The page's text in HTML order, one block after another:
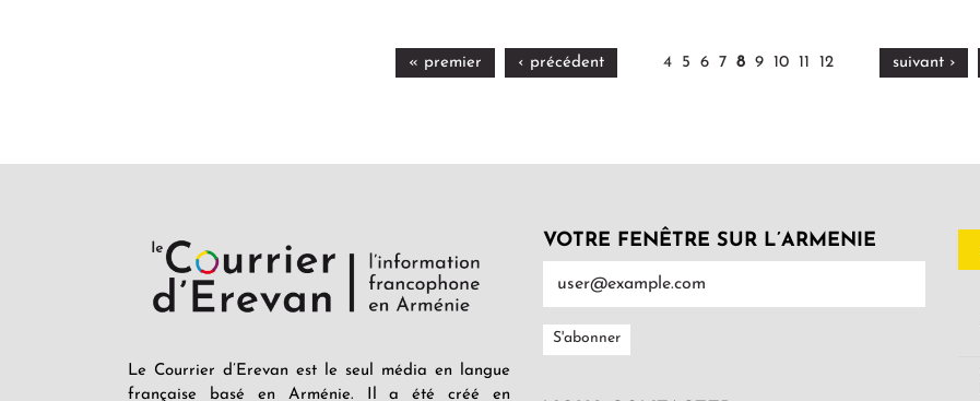
« premier ‹ précédent 4 5 6 7 8 9 10 11 12 suivant ›
Le Courrier d’Erevan est le seul média en langue
française basé en Arménie. Il a été créé en
VOTRE FENÊTRE SUR L’ARMENIE